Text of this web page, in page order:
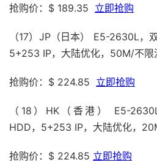
抢购价：$ 189.35 立即抢购
（17）JP（日本） E5-2630L，
5+253 IP，大陆优化，50M/不限
抢购价：$ 224.85 立即抢购
（18）HK（香港） E5-
HDD，5+253 IP，大陆优化，
抢购价：$ 224.85 立即抢购